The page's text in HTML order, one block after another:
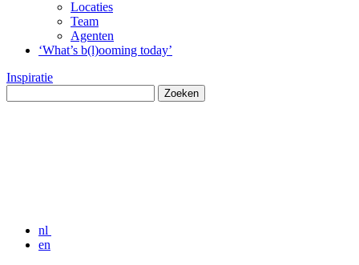
Locaties
Team
Agenten
‘What’s b(l)ooming today’
Inspiratie
nl
en